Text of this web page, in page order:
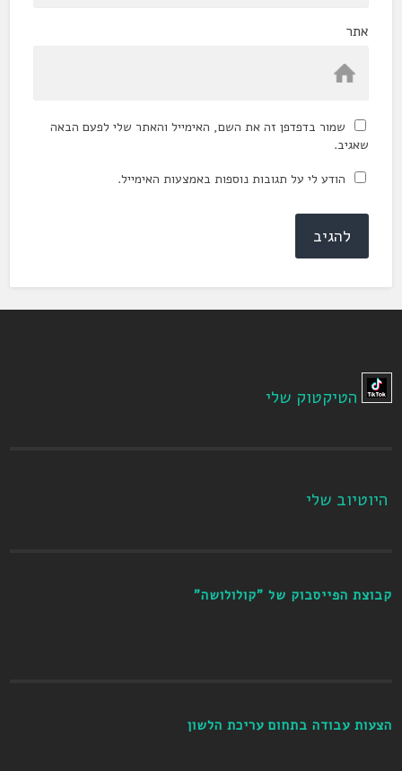
אתר
שמור בדפדפן זה את השם, האימייל והאתר שלי לפעם הבאה
שאגיב.
הודע לי על תגובות נוספות באמצעות האימייל.
הטיקטוק שלי
היוטיוב שלי
קבוצת הפייסבוק של "קולולושה"
הצעות עבודה בתחום עריכת הלשון